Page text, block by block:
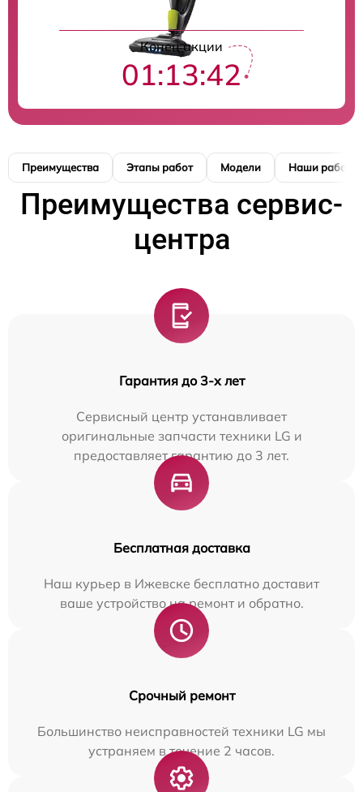
Конец акции
01:13:42
Преимущества Этапы работ Модели Наши работы
Преимущества сервис-
центра
Гарантия до 3-х лет
Сервисный центр устанавливает
оригинальные запчасти техники LG и
предоставляет гарантию до 3 лет.
Бесплатная доставка
Наш курьер в Ижевске бесплатно доставит
ваше устройство на ремонт и обратно.
Срочный ремонт
Большинство неисправностей техники LG мы
устраняем в течение 2 часов.